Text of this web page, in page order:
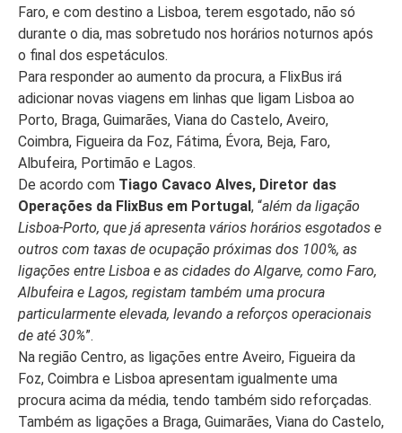
Faro, e com destino a Lisboa, terem esgotado, não só
durante o dia, mas sobretudo nos horários noturnos após
o final dos espetáculos.
Para responder ao aumento da procura, a FlixBus irá
adicionar novas viagens em linhas que ligam Lisboa ao
Porto, Braga, Guimarães, Viana do Castelo, Aveiro,
Coimbra, Figueira da Foz, Fátima, Évora, Beja, Faro,
Albufeira, Portimão e Lagos.
De acordo com Tiago Cavaco Alves, Diretor das
Operações da FlixBus em Portugal, “além da ligação
Lisboa-Porto, que já apresenta vários horários esgotados e
outros com taxas de ocupação próximas dos 100%, as
ligações entre Lisboa e as cidades do Algarve, como Faro,
Albufeira e Lagos, registam também uma procura
particularmente elevada, levando a reforços operacionais
de até 30%”.
Na região Centro, as ligações entre Aveiro, Figueira da
Foz, Coimbra e Lisboa apresentam igualmente uma
procura acima da média, tendo também sido reforçadas.
Também as ligações a Braga, Guimarães, Viana do Castelo,